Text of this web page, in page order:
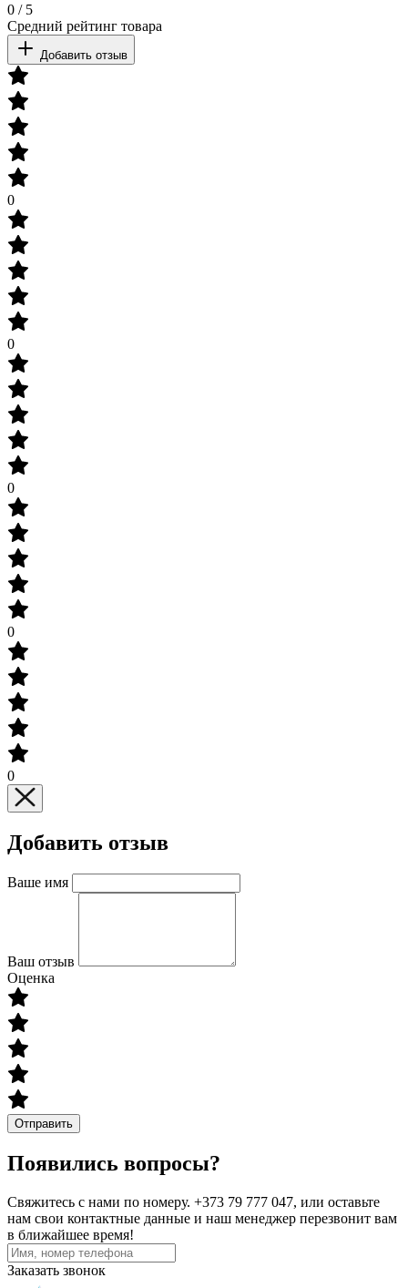
0 / 5
Средний рейтинг товара
Добавить отзыв
0
0
0
0
0
Добавить отзыв
Ваше имя
Ваш отзыв
Оценка
Отправить
Появились вопросы?
Свяжитесь с нами по номеру. +373 79 777 047, или оставьте
нам свои контактные данные и наш менеджер перезвонит вам
в ближайшее время!
Заказать звонок